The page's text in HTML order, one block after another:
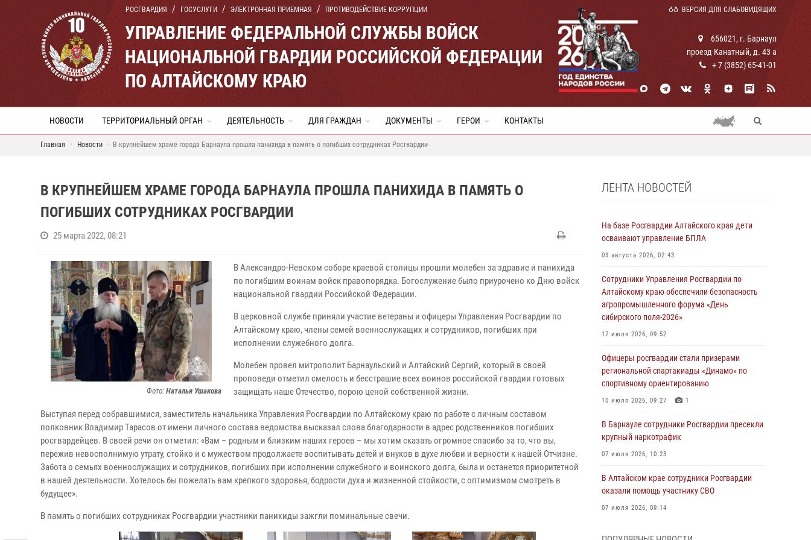
РОСГВАРДИЯ ГОСУСЛУГИ ЭЛЕКТРОННАЯ ПРИЕМНАЯ ПРОТИВОДЕЙСТВИЕ КОРРУПЦИИ ВЕРСИЯ ДЛЯ СЛАБОВИДЯЩИХ
УПРАВЛЕНИЕ ФЕДЕРАЛЬНОЙ СЛУЖБЫ ВОЙСК
НАЦИОНАЛЬНОЙ ГВАРДИИ РОССИЙСКОЙ ФЕДЕРАЦИИ
ПО АЛТАЙСКОМУ КРАЮ
rosguard
656021, г. Барнаул
проезд Канатный, д. 43 а
+ 7 (3852) 65-41-01
НОВОСТИ ТЕРРИТОРИАЛЬНЫЙ ОРГАН ДЕЯТЕЛЬНОСТЬ ДЛЯ ГРАЖДАН ДОКУМЕНТЫ ГЕРОИ КОНТАКТЫ
Главная Новости В крупнейшем храме города Барнаула прошла панихида в память о погибших сотрудниках Росгвардии
В КРУПНЕЙШЕМ ХРАМЕ ГОРОДА БАРНАУЛА ПРОШЛА ПАНИХИДА В ПАМЯТЬ О
ПОГИБШИХ СОТРУДНИКАХ РОСГВАРДИИ
25 марта 2022, 08:21
Фото: Наталья Ушакова
В Александро-Невском соборе краевой столицы прошли молебен за здравие и панихида
по погибшим воинам войск правопорядка. Богослужение было приурочено ко Дню войск
национальной гвардии Российской Федерации.
В церковной службе приняли участие ветераны и офицеры Управления Росгвардии по
Алтайскому краю, члены семей военнослужащих и сотрудников, погибших при
исполнении служебного долга.
Молебен провел митрополит Барнаульский и Алтайский Сергий, который в своей
проповеди отметил смелость и бесстрашие всех воинов российской гвардии готовых
защищать наше Отечество, порою ценой собственной жизни.
Выступая перед собравшимися, заместитель начальника Управления Росгвардии по Алтайскому краю по работе с личным составом
полковник Владимир Тарасов от имени личного состава ведомства высказал слова благодарности в адрес родственников погибших
росгвардейцев. В своей речи он отметил: «Вам – родным и близким наших героев – мы хотим сказать огромное спасибо за то, что вы,
пережив невосполнимую утрату, стойко и с мужеством продолжаете воспитывать детей и внуков в духе любви и верности к нашей Отчизне.
Забота о семьях военнослужащих и сотрудников, погибших при исполнении служебного и воинского долга, была и останется приоритетной
в нашей деятельности. Хотелось бы пожелать вам крепкого здоровья, бодрости духа и жизненной стойкости, с оптимизмом смотреть в
будущее».
В память о погибших сотрудниках Росгвардии участники панихиды зажгли поминальные свечи.
ЛЕНТА НОВОСТЕЙ
На базе Росгвардии Алтайского края дети
осваивают управление БПЛА
03 августа 2026, 02:43
Сотрудники Управления Росгвардии по
Алтайскому краю обеспечили безопасность
агропромышленного форума «День
сибирского поля-2026»
17 июля 2026, 09:52
Офицеры росгвардии стали призерами
региональной спартакиады «Динамо» по
спортивному ориентированию
10 июля 2026, 09:27 1
В Барнауле сотрудники Росгвардии пресекли
крупный наркотрафик
07 июля 2026, 10:23
В Алтайском крае сотрудники Росгвардии
оказали помощь участнику СВО
07 июля 2026, 09:14